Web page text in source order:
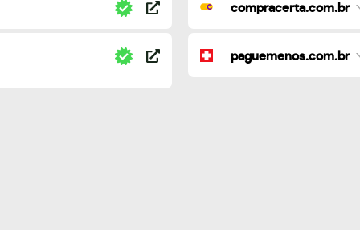
compracerta.com.br
paguemenos.com.br